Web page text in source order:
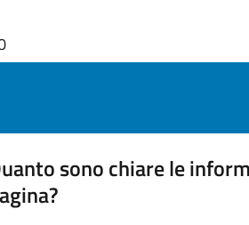
sono chiare le